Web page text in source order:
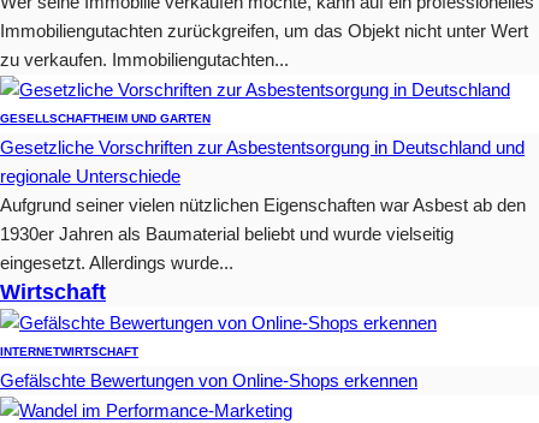
Immobiliengutachten zurückgreifen, um das Objekt nicht unter Wert
zu verkaufen. Immobiliengutachten...
GESELLSCHAFTHEIM UND GARTEN
Gesetzliche Vorschriften zur Asbestentsorgung in Deutschland und
regionale Unterschiede
Aufgrund seiner vielen nützlichen Eigenschaften war Asbest ab den
1930er Jahren als Baumaterial beliebt und wurde vielseitig
eingesetzt. Allerdings wurde...
Wirtschaft
INTERNETWIRTSCHAFT
Gefälschte Bewertungen von Online-Shops erkennen